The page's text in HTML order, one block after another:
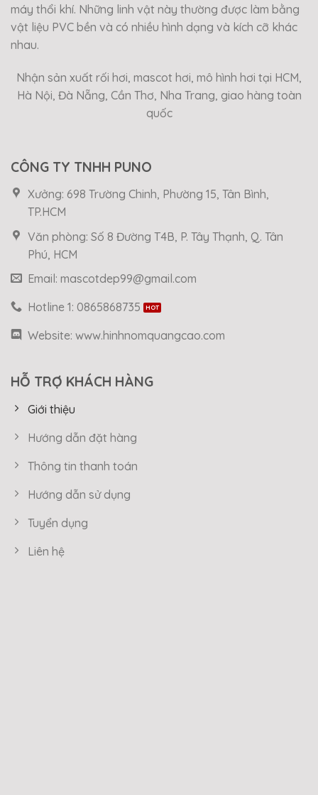
máy thổi khí. Những linh vật này thường được làm bằng
vật liệu PVC bền và có nhiều hình dạng và kích cỡ khác
nhau.
Nhận sản xuất rối hơi, mascot hơi, mô hình hơi tại HCM,
Hà Nội, Đà Nẵng, Cần Thơ, Nha Trang, giao hàng toàn
quốc
CÔNG TY TNHH PUNO
Xưởng: 698 Trường Chinh, Phường 15, Tân Bình,
TP.HCM
Văn phòng: Số 8 Đường T4B, P. Tây Thạnh, Q. Tân
Phú, HCM
Email: mascotdep99@gmail.com
Hotline 1: 0865868735
Website: www.hinhnomquangcao.com
HỖ TRỢ KHÁCH HÀNG
Giới thiệu
Hướng dẫn đặt hàng
Thông tin thanh toán
Hướng dẫn sử dụng
Tuyển dụng
Liên hệ